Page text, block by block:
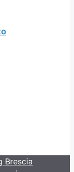
Brescia